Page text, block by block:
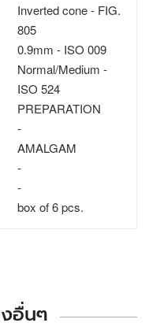
Inverted cone - FIG.
805
0.9mm - ISO 009
Normal/Medium -
ISO 524
PREPARATION
-
AMALGAM
-
-
box of 6 pcs.
อื่นๆ